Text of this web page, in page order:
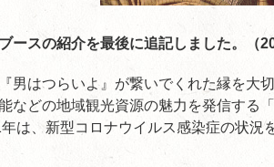
ースの紹介を最後に追記しました。（
男はつらいよ』が繋いでくれた縁を大
などの地域観光資源の魅力を発信する
は、新型コロナウイルス感染症の状況